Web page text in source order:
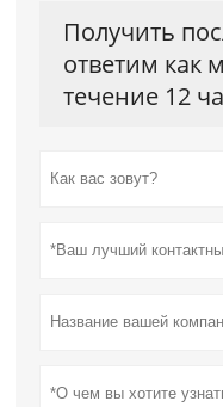
Получить
ответим как
течение 12